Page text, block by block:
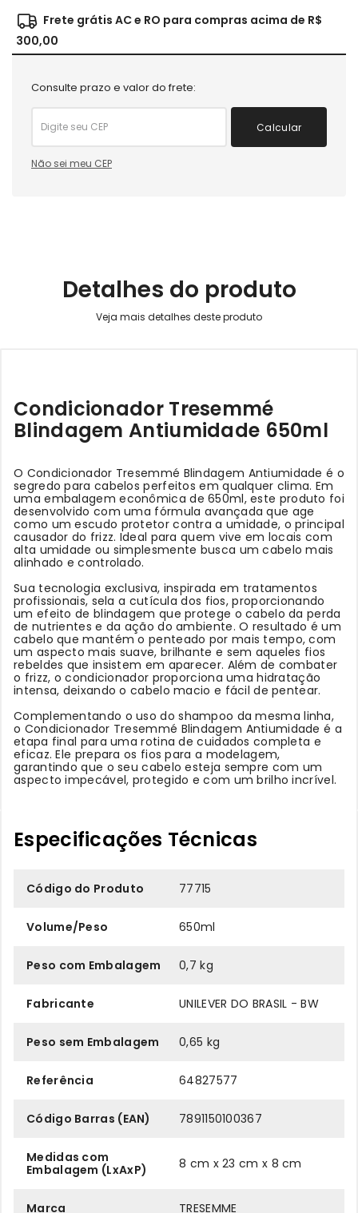
Frete grátis AC e RO para compras acima de R$
300,00
Consulte prazo e valor do frete:
Calcular
Não sei meu CEP
Detalhes do produto
Condicionador Tresemmé
Blindagem Antiumidade 650ml
O Condicionador Tresemmé Blindagem Antiumidade é o
segredo para cabelos perfeitos em qualquer clima. Em
uma embalagem econômica de 650ml, este produto foi
desenvolvido com uma fórmula avançada que age
como um escudo protetor contra a umidade, o principal
causador do frizz. Ideal para quem vive em locais com
alta umidade ou simplesmente busca um cabelo mais
alinhado e controlado.
Sua tecnologia exclusiva, inspirada em tratamentos
profissionais, sela a cutícula dos fios, proporcionando
um efeito de blindagem que protege o cabelo da perda
de nutrientes e da ação do ambiente. O resultado é um
cabelo que mantém o penteado por mais tempo, com
um aspecto mais suave, brilhante e sem aqueles fios
rebeldes que insistem em aparecer. Além de combater
o frizz, o condicionador proporciona uma hidratação
intensa, deixando o cabelo macio e fácil de pentear.
Complementando o uso do shampoo da mesma linha,
o Condicionador Tresemmé Blindagem Antiumidade é a
etapa final para uma rotina de cuidados completa e
eficaz. Ele prepara os fios para a modelagem,
garantindo que o seu cabelo esteja sempre com um
aspecto impecável, protegido e com um brilho incrível.
Especificações Técnicas
Código do Produto 77715
Volume/Peso 650ml
Peso com Embalagem 0,7 kg
Fabricante UNILEVER DO BRASIL - BW
Peso sem Embalagem 0,65 kg
Referência 64827577
Código Barras (EAN) 7891150100367
Medidas com
Embalagem (LxAxP)
8 cm x 23 cm x 8 cm
Marca TRESEMME